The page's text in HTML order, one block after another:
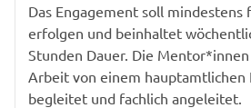
Das Engagement soll mindestens
erfolgen und beinhaltet
Stunden Dauer. Die
Arbeit von einem hauptamtlichen
begleitet und fachlich angeleitet.